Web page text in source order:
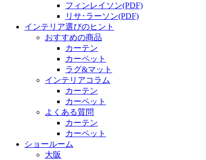
フィンレイソン(PDF)
リサ･ラーソン(PDF)
インテリア選びのヒント
おすすめの商品
カーテン
カーペット
ラグ&マット
インテリアコラム
カーテン
カーペット
よくある質問
カーテン
カーペット
ショールーム
大阪